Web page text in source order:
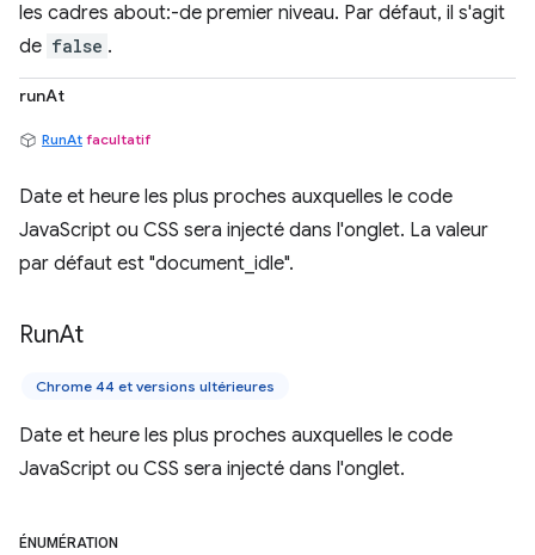
les cadres about:-de premier niveau. Par défaut, il s'agit
de false .
runAt
RunAt facultatif
Date et heure les plus proches auxquelles le code
JavaScript ou CSS sera injecté dans l'onglet. La valeur
par défaut est "document_idle".
RunAt
Chrome 44 et versions ultérieures
Date et heure les plus proches auxquelles le code
JavaScript ou CSS sera injecté dans l'onglet.
ÉNUMÉRATION